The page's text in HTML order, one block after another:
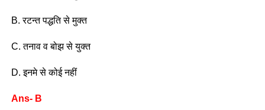
B. रटन्त पद्धति से मुक्त
C. तनाव व बोझ से युक्त
D. इनमे से कोई नहीं
Ans- B